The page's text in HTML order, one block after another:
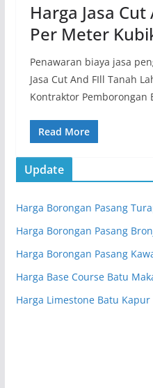
Harga Jasa
Per Meter
Penawaran biaya jasa
Jasa Cut And FIll Tanah
Kontraktor Pemborongan
Read More
Update
Harga Borongan Pasang
Harga Borongan Pasang
Harga Borongan Pasang
Harga Base Course Batu
Harga Limestone Batu